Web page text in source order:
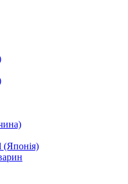
(Японія)